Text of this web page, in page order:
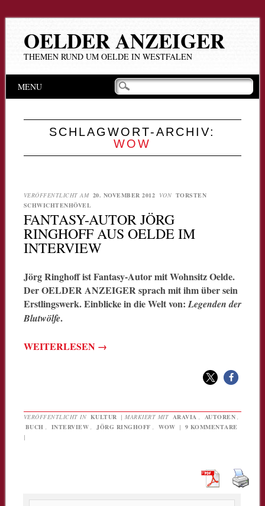
OELDER ANZEIGER
THEMEN RUND UM OELDE IN WESTFALEN
Hauptmenü
Inhalt
MENU
SCHLAGWORT-ARCHIV:
WOW
VERÖFFENTLICHT AM 20. NOVEMBER 2012 VON TORSTEN
SCHWICHTENHÖVEL
FANTASY-AUTOR JÖRG
RINGHOFF AUS OELDE IM
INTERVIEW
Jörg Ringhoff ist Fantasy-Autor mit Wohnsitz Oelde.
Der OELDER ANZEIGER sprach mit ihm über sein
Erstlingswerk. Einblicke in die Welt von:Legenden der
Blutwölfe.
WEITERLESEN →
VERÖFFENTLICHT IN KULTUR |MARKIERT MIT ARAVIA AUTOREN
BUCH
INTERVIEW JÖRG RINGHOFF WOW | 9 KOMMENTARE
|